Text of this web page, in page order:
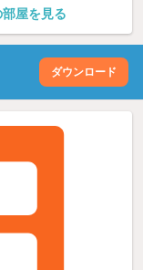
屋を見る
ダウンロード